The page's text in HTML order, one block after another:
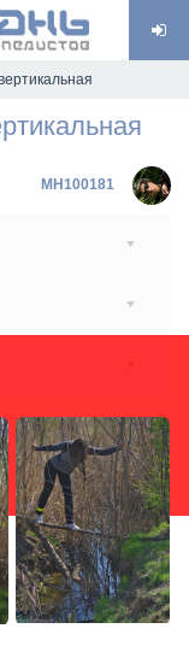
MH100181